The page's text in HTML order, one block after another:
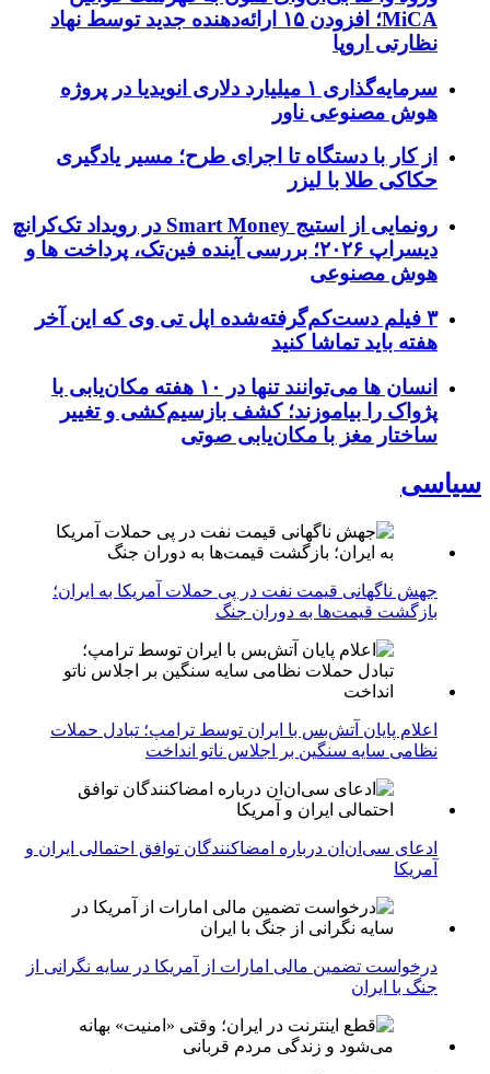
MiCA؛ افزودن ۱۵ ارائه‌دهنده جدید توسط نهاد
نظارتی اروپا
سرمایه‌گذاری ۱ میلیارد دلاری انویدیا در پروژه
هوش مصنوعی ناور
از کار با دستگاه تا اجرای طرح؛ مسیر یادگیری
حکاکی طلا با لیزر
رونمایی از استیج Smart Money در رویداد تک‌کرانچ
دیسراپ ۲۰۲۶؛ بررسی آینده فین‌تک، پرداخت‌ ها و
هوش مصنوعی
۳ فیلم دست‌کم‌گرفته‌شده اپل تی وی که این آخر
هفته باید تماشا کنید
انسان‌ ها می‌توانند تنها در ۱۰ هفته مکان‌یابی با
پژواک را بیاموزند؛ کشف بازسیم‌کشی و تغییر
ساختار مغز با مکان‌یابی صوتی
سیاسی
جهش ناگهانی قیمت نفت در پی حملات آمریکا به ایران؛
بازگشت قیمت‌ها به دوران جنگ
اعلام پایان آتش‌بس با ایران توسط ترامپ؛ تبادل حملات
نظامی سایه سنگین بر اجلاس ناتو انداخت
ادعای سی‌ان‌ان درباره امضاکنندگان توافق احتمالی ایران و
آمریکا
درخواست تضمین مالی امارات از آمریکا در سایه نگرانی از
جنگ با ایران